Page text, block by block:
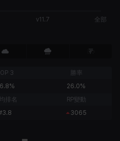
3
勝率
26.0%
排名
RP變動
3065